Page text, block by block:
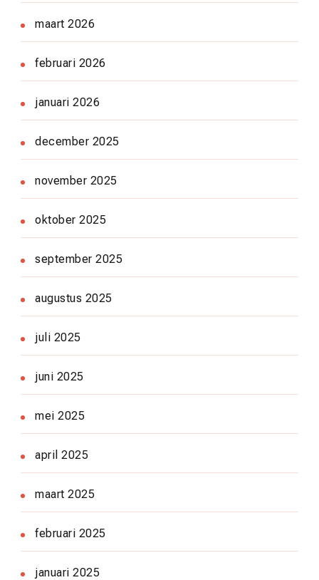
maart 2026
februari 2026
januari 2026
december 2025
november 2025
oktober 2025
september 2025
augustus 2025
juli 2025
juni 2025
mei 2025
april 2025
maart 2025
februari 2025
januari 2025